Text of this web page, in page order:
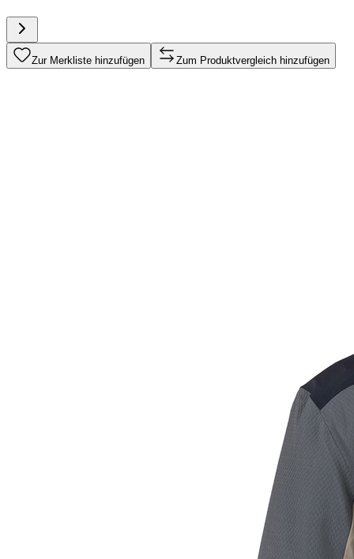
Zur Merkliste hinzufügen Zum Produktvergleich hinzufügen